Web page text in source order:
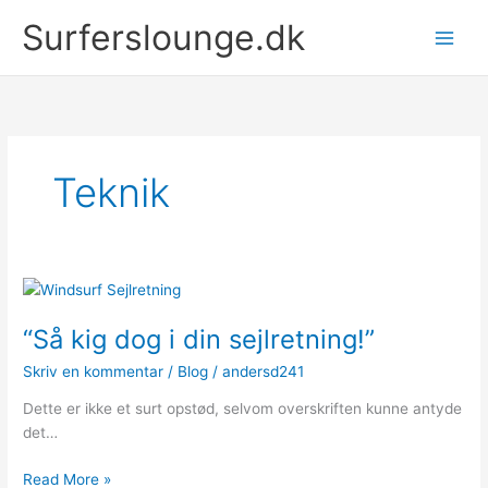
Surferslounge.dk
Teknik
“Så kig dog i din sejlretning!”
Skriv en kommentar / Blog /andersd241
Dette er ikke et surt opstød, selvom overskriften kunne antyde
det…
“Så
Read More »